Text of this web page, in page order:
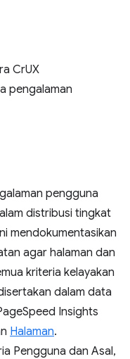
CrUX
pengalaman
pengguna
distribusi tingkat
mendokumentasikan
agar halaman dan
kriteria kelayakan
dalam data
Insights
Halaman.
Pengguna dan Asal,